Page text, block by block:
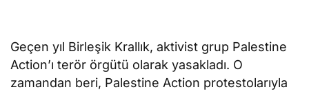
Geçen yıl Birleşik Krallık, aktivist grup Palestine
Action’ı terör örgütü olarak yasakladı. O
zamandan beri, Palestine Action protestolarıyla